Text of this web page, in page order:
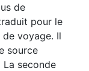
de
pour le
voyage. Il
source
seconde